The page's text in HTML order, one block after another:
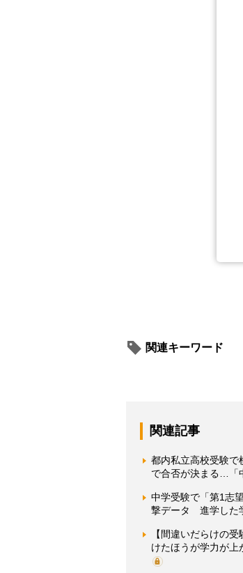
関連キーワード
関連記事
都内私立高校受験
で合否が決まる…「
中学受験で「第1志
撃データ 進学した
【間違いだらけの
けたほうが学力が